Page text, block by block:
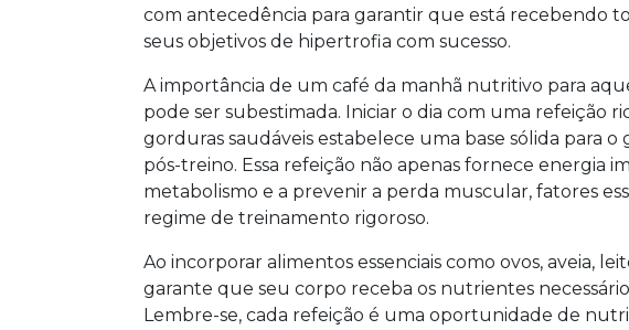
com antecedência para garantir que está recebendo
seus objetivos de hipertrofia com sucesso.
A importância de um café da manhã nutritivo para
pode ser subestimada. Iniciar o dia com uma refeição
gorduras saudáveis estabelece uma base sólida para
pós-treino. Essa refeição não apenas fornece energia
metabolismo e a prevenir a perda muscular, fatores
regime de treinamento rigoroso.
Ao incorporar alimentos essenciais como ovos, aveia,
garante que seu corpo receba os nutrientes
Lembre-se, cada refeição é uma oportunidade de